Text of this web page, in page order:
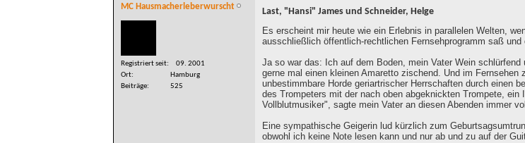
MC Hausmacherleberwurscht
Registriert seit
09. 2001
Ort
Hamburg
Beiträge
525
Last, "Hansi" James und Schneider, Helge
Es erscheint mir heute wie ein Erlebnis in parallelen Welten,
ausschließlich öffentlich-rechtlichen Fernsehprogramm saß
Ja so war das: Ich auf dem Boden, mein Vater Wein
gerne mal einen kleinen Amaretto zischend. Und im
unbestimmbare Horde geriartrischer Herrschaften durch einen
des Trompeters mit der nach oben abgeknickten Trompete,
Vollblutmusiker", sagte mein Vater an diesen Abenden immer
Eine sympathische Geigerin lud kürzlich zum
obwohl ich keine Note lesen kann und nur ab und zu auf der